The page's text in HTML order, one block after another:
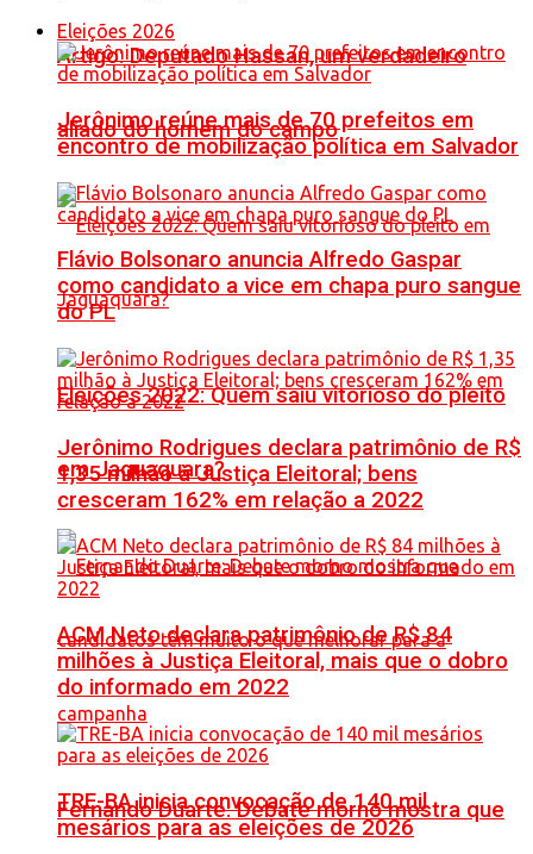
Artigo: Deputado Hassan, um verdadeiro
aliado do homem do campo
Eleições 2022: Quem saiu vitorioso do pleito
em Jaguaquara?
Fernando Duarte: Debate morno mostra que
Eleições 2026
Jerônimo reúne mais de 70 prefeitos em
encontro de mobilização política em Salvador
Flávio Bolsonaro anuncia Alfredo Gaspar
como candidato a vice em chapa puro sangue
do PL
Jerônimo Rodrigues declara patrimônio de R$
1,35 milhão à Justiça Eleitoral; bens
cresceram 162% em relação a 2022
ACM Neto declara patrimônio de R$ 84
milhões à Justiça Eleitoral, mais que o dobro
do informado em 2022
TRE-BA inicia convocação de 140 mil
mesários para as eleições de 2026